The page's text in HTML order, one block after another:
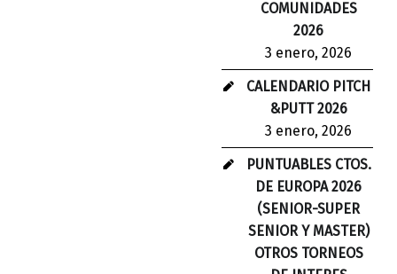
COMUNIDADES
2026
3 enero, 2026
CALENDARIO PITCH
&PUTT 2026
3 enero, 2026
PUNTUABLES CTOS.
DE EUROPA 2026
(SENIOR-SUPER
SENIOR Y MASTER)
OTROS TORNEOS